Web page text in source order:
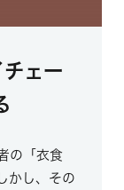
ェー
の「衣食
かし、その